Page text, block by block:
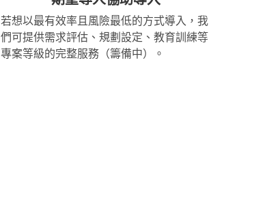
若想以最有效率且風險最低的方式導入，我
們可提供需求評估、規劃設定、教育訓練等
專案等級的完整服務（籌備中）。